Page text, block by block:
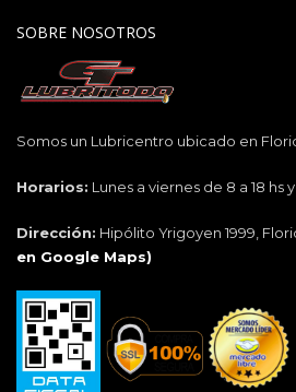
SOBRE NOSOTROS
Somos un Lubricentro ubicado en
Horarios: Lunes a viernes de 8 a 18 hs
Dirección: Hipólito Yrigoyen 1999,
en Google Maps)